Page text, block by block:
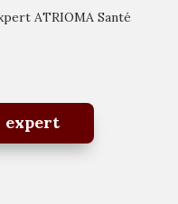
ATRIOMA Santé
expert